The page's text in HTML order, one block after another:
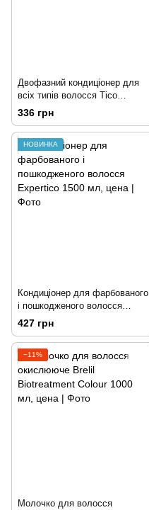
Двофазний кондиціонер для
всіх типів волосся Tico
professional 300 мл
336 грн
НОВИНКА
Кондиціонер для фарбованого
і пошкодженого волосся
Expertico 1500 мл
427 грн
−11%
Молочко для волосся